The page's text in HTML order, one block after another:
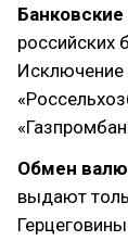
российских
Исключение
Обмен
выдают